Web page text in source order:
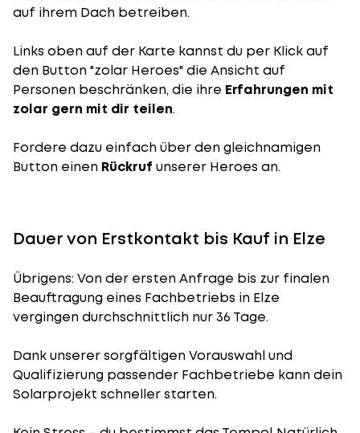
auf ihrem Dach betreiben.
Links oben auf der Karte kannst du per Klick auf
den Button "zolar Heroes" die Ansicht auf
Personen beschränken, die ihre Erfahrungen mit
zolar gern mit dir teilen.
Fordere dazu einfach über den gleichnamigen
Button einen Rückruf unserer Heroes an.
Dauer von Erstkontakt bis Kauf in Elze
Übrigens: Von der ersten Anfrage bis zur finalen
Beauftragung eines Fachbetriebs in Elze
vergingen durchschnittlich nur 36 Tage.
Dank unserer sorgfältigen Vorauswahl und
Qualifizierung passender Fachbetriebe kann dein
Solarprojekt schneller starten.